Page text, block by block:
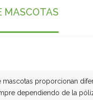
MASCOTAS
mascotas proporcionan
dependiendo de la